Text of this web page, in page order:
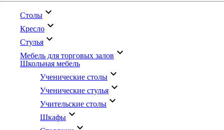
Столы keyboard_arrow_down
Кресло keyboard_arrow_down
Стулья keyboard_arrow_down
Мебель для торговых залов keyboard_arrow_down
Школьная мебель
Ученические столы keyboard_arrow_down
Ученические стулья keyboard_arrow_down
Учительские столы keyboard_arrow_down
Шкафы keyboard_arrow_down
keyboard_arrow_down